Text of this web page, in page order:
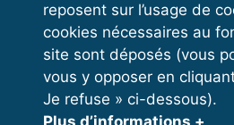
reposent sur l’usage de
cookies nécessaires au
site sont déposés (vous
vous y opposer en
Je refuse » ci-dessous).
Plus d’informations +
VOS
Espace
Espace